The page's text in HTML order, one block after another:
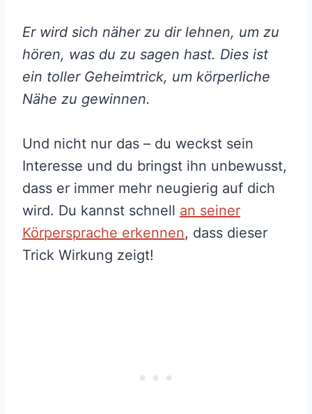
Er wird sich näher zu dir lehnen, um zu
hören, was du zu sagen hast. Dies ist
ein toller Geheimtrick, um körperliche
Nähe zu gewinnen.
Und nicht nur das – du weckst sein
Interesse und du bringst ihn unbewusst,
dass er immer mehr neugierig auf dich
wird. Du kannst schnell an seiner
Körpersprache erkennen, dass dieser
Trick Wirkung zeigt!